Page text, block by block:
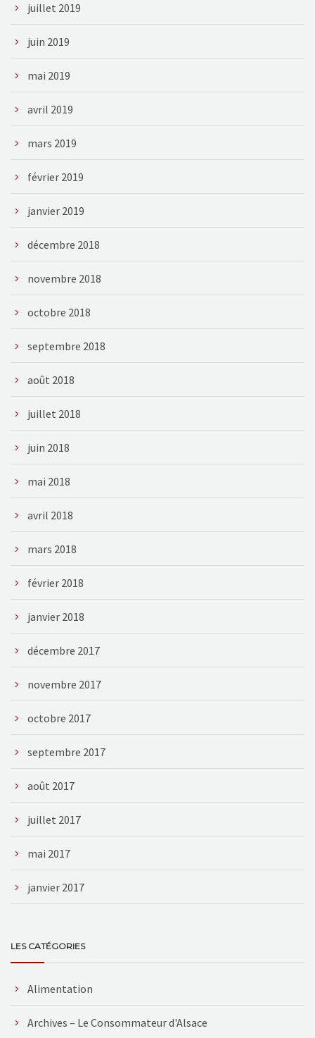
juillet 2019
juin 2019
mai 2019
avril 2019
mars 2019
février 2019
janvier 2019
décembre 2018
novembre 2018
octobre 2018
septembre 2018
août 2018
juillet 2018
juin 2018
mai 2018
avril 2018
mars 2018
février 2018
janvier 2018
décembre 2017
novembre 2017
octobre 2017
septembre 2017
août 2017
juillet 2017
mai 2017
janvier 2017
LES CATÉGORIES
Alimentation
Archives – Le Consommateur d'Alsace